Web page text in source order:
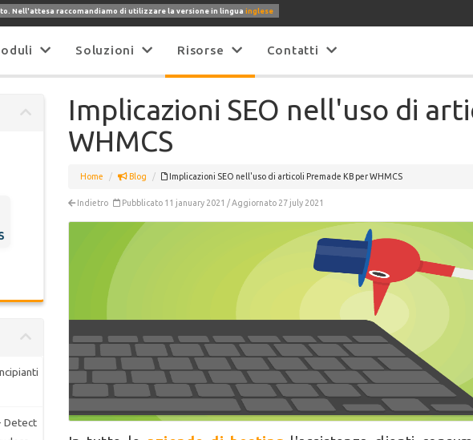
Nell'attesa raccomandiamo di utilizzare la versione in linguainglese
Soluzioni Risorse Contatti
Detect
Implicazioni SEO nell'uso di
WHMCS
Home Blog Implicazioni SEO nell'uso di articoli Premade KB per WHMCS
Indietro Pubblicato 11 january 2021 / Aggiornato 27 july 2021